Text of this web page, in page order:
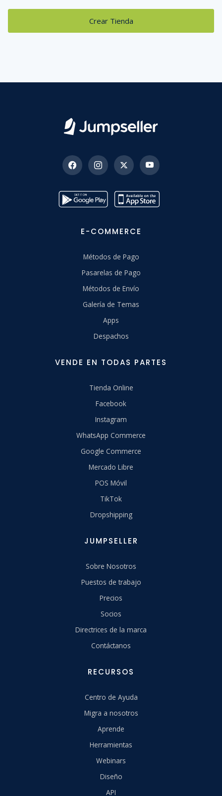
Crear Tienda
E-COMMERCE
Métodos de Pago
Pasarelas de Pago
Métodos de Envío
Galería de Temas
Apps
Despachos
VENDE EN TODAS PARTES
Tienda Online
Facebook
Instagram
WhatsApp Commerce
Google Commerce
Mercado Libre
POS Móvil
TikTok
Dropshipping
JUMPSELLER
Sobre Nosotros
Puestos de trabajo
Precios
Socios
Directrices de la marca
Contáctanos
RECURSOS
Centro de Ayuda
Migra a nosotros
Aprende
Herramientas
Webinars
Diseño
API